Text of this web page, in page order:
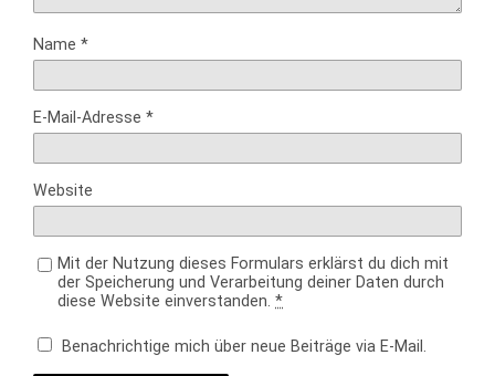
Name *
E-Mail-Adresse *
Website
Mit der Nutzung dieses Formulars erklärst du dich mit
der Speicherung und Verarbeitung deiner Daten durch
diese Website einverstanden. *
Benachrichtige mich über neue Beiträge via E-Mail.